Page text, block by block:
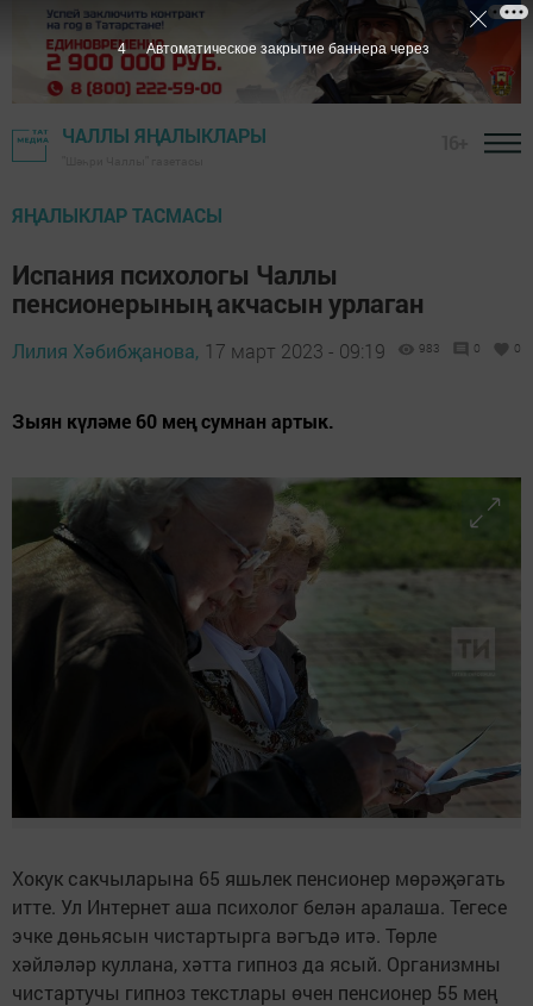
ЧАЛЛЫ ЯҢАЛЫКЛАРЫ
ЯҢАЛЫКЛАР ТАСМАСЫ
Испания психологы Чаллы
пенсионерының акчасын урлаган
Лилия Хәбибҗанова, 17 март 2023 - 09:19 983 0 0
Зыян күләме 60 мең сумнан артык.
Хокук сакчыларына 65 яшьлек пенсионер мөрәҗәгать
итте. Ул Интернет аша психолог белән аралаша. Тегесе
эчке дөньясын чистартырга вәгъдә итә. Төрле
хәйләләр куллана, хәтта гипноз да ясый. Организмны
чистартучы гипноз текстлары өчен пенсионер 55 мең
3 Автоматическое закрытие баннера через